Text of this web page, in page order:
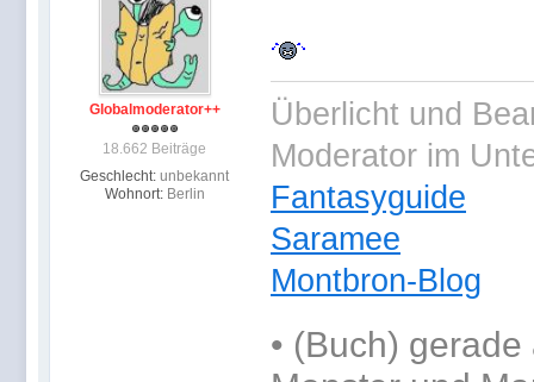
Globalmoderator++
18.662 Beiträge
Geschlecht: unbekannt
Wohnort: Berlin
Überlicht und
Moderator im
Fantasyguide
Saramee
Montbron-Blog
• (Buch) gerade